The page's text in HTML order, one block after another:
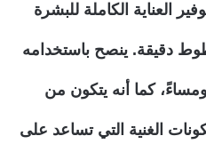
العناية الكاملة للبشرة
دقيقة. ينصح باستخدامه
كما أنه يتكون من
الغنية التي تساعد على